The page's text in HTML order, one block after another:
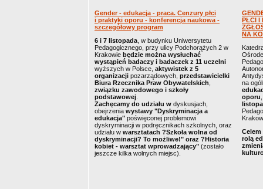
Gender - edukacja - praca. Cenzury płci
i praktyki oporu - konferencja naukowa -
szczegółowy program
6 i 7 listopada , w budynku Uniwersytetu
Pedagogicznego, przy ulicy Podchorążych 2 w
Krakowie będzie można wysłuchać
wystąpień badaczy i badaczek z 11 uczelni
wyższych w Polsce, aktywistek z 5
organizacji pozarządowych, przedstawicielki
Biura Rzecznika Praw Obywatelskich
związku zawodowego i szkoły
podstawowej
Zachęcamy do udziału w dyskusjach,
obejrzenia wystawy "Dyskryminacja a
edukacja" poświęconej problemowi
dyskryminacji w podręcznikach szkolnych, oraz
udziału w warsztatach ?Szkoła wolna od
dyskryminacji? To możliwe!" oraz ?Historia
kobiet - warsztat wprowadzający" (zostało
jeszcze kilka wolnych miejsc).
PŁCI I
NA
na
oporu
rolą